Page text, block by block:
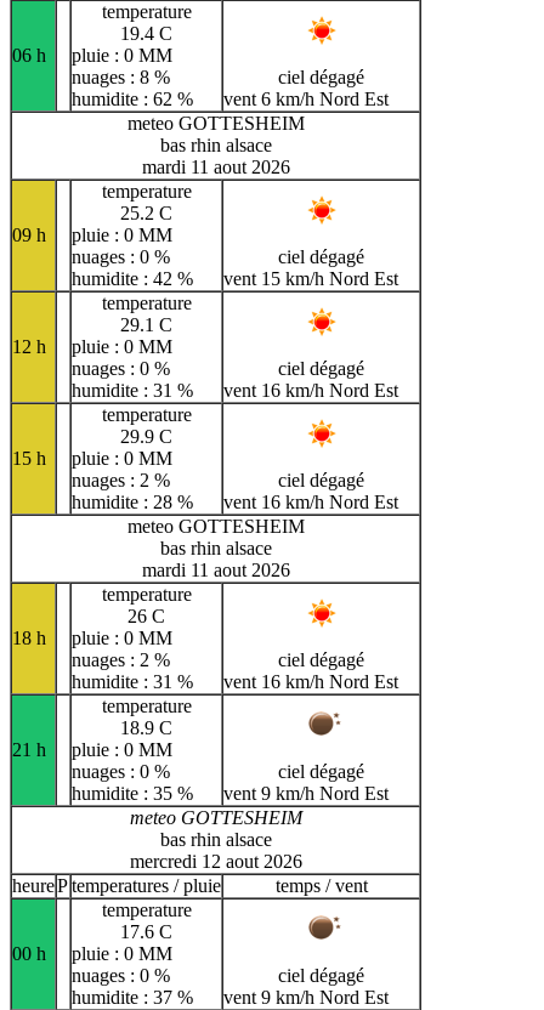
06 h
temperature
19.4 C
pluie : 0 MM
nuages : 8 %
humidite : 62 %
ciel dégagé
vent 6 km/h Nord Est
meteo GOTTESHEIM
bas rhin alsace
mardi 11 aout 2026
09 h
temperature
25.2 C
pluie : 0 MM
nuages : 0 %
humidite : 42 %
ciel dégagé
vent 15 km/h Nord Est
12 h
temperature
29.1 C
pluie : 0 MM
nuages : 0 %
humidite : 31 %
ciel dégagé
vent 16 km/h Nord Est
15 h
temperature
29.9 C
pluie : 0 MM
nuages : 2 %
humidite : 28 %
ciel dégagé
vent 16 km/h Nord Est
meteo GOTTESHEIM
bas rhin alsace
mardi 11 aout 2026
18 h
temperature
26 C
pluie : 0 MM
nuages : 2 %
humidite : 31 %
ciel dégagé
vent 16 km/h Nord Est
21 h
temperature
18.9 C
pluie : 0 MM
nuages : 0 %
humidite : 35 %
ciel dégagé
vent 9 km/h Nord Est
meteo GOTTESHEIM
bas rhin alsace
mercredi 12 aout 2026
heurePtemperatures / pluie temps / vent
00 h
temperature
17.6 C
pluie : 0 MM
nuages : 0 %
humidite : 37 %
ciel dégagé
vent 9 km/h Nord Est